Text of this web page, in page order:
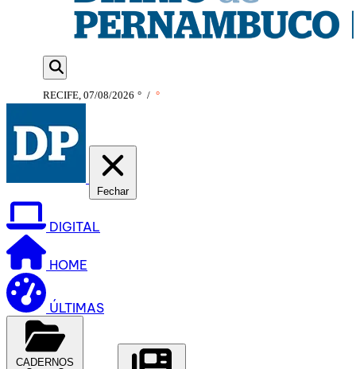
RECIFE, 07/08/2026 ° / °
Fechar
DIGITAL
HOME
ÚLTIMAS
CADERNOS